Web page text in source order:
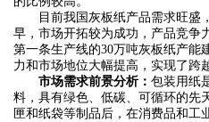
目前我国灰板纸产品需求旺盛
早，市场开拓较为成功，产品竞争
第一条生产线的30万吨灰板纸产能
力和市场地位大幅提高，实现了跨
市场需求前景分析： 包装用纸
料，具有绿色、低碳、可循环的先
匣和纸袋等制品后，在消费品和工